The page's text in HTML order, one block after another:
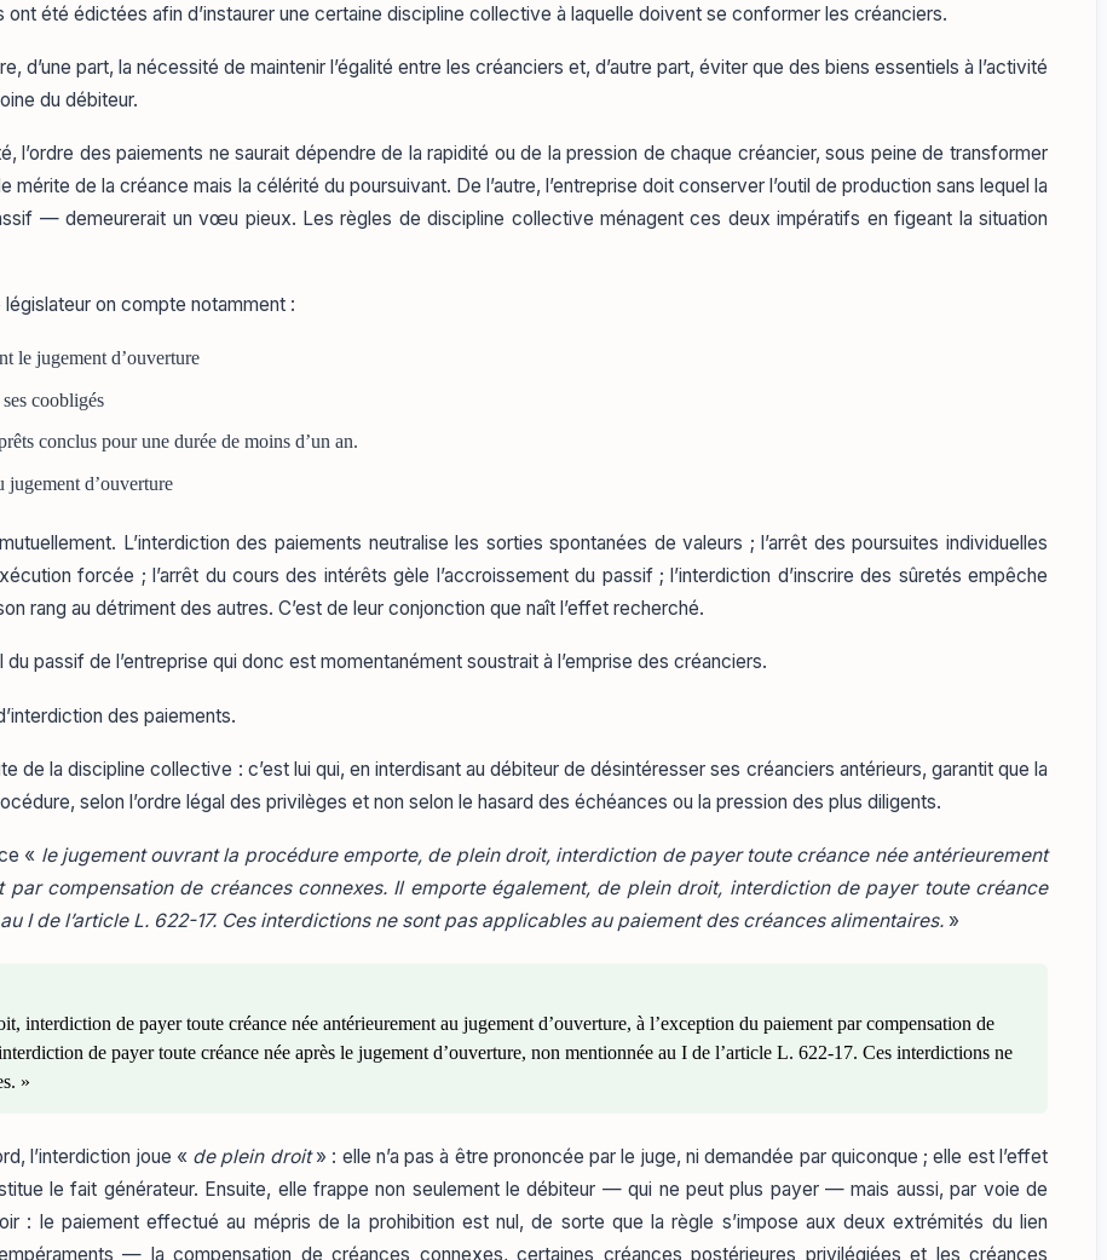
ont été édictées afin d’instaurer une certaine discipline collective à laquelle doivent se conformer les créanciers.
d’une part, la nécessité de maintenir l’égalité entre les créanciers et, d’autre part, éviter que des biens essentiels à l’activité
du débiteur.
l’ordre des paiements ne saurait dépendre de la rapidité ou de la pression de chaque créancier, sous peine de transformer
mérite de la créance mais la célérité du poursuivant. De l’autre, l’entreprise doit conserver l’outil de production sans lequel la
— demeurerait un vœu pieux. Les règles de discipline collective ménagent ces deux impératifs en figeant la situation
on compte notamment :
le jugement d’ouverture
coobligés
conclus pour une durée de moins d’un an.
jugement d’ouverture
L’interdiction des paiements neutralise les sorties spontanées de valeurs ; l’arrêt des poursuites individuelles
forcée ; l’arrêt du cours des intérêts gèle l’accroissement du passif ; l’interdiction d’inscrire des sûretés empêche
rang au détriment des autres. C’est de leur conjonction que naît l’effet recherché.
passif de l’entreprise qui donc est momentanément soustrait à l’emprise des créanciers.
des paiements.
de la discipline collective : c’est lui qui, en interdisant au débiteur de désintéresser ses créanciers antérieurs, garantit que la
selon l’ordre légal des privilèges et non selon le hasard des échéances ou la pression des plus diligents.
« le jugement ouvrant la procédure emporte, de plein droit, interdiction de payer toute créance née antérieurement
par compensation de créances connexes. Il emporte également, de plein droit, interdiction de payer toute créance
I de l’article L. 622-17. Ces interdictions ne sont pas applicables au paiement des créances alimentaires. »
interdiction de payer toute créance née antérieurement au jugement d’ouverture, à l’exception du paiement par compensation de
de payer toute créance née après le jugement d’ouverture, non mentionnée au I de l’article L. 622-17. Ces interdictions ne
»
l’interdiction joue « de plein droit» : elle n’a pas à être prononcée par le juge, ni demandée par quiconque ; elle est l’effet
le fait générateur. Ensuite, elle frappe non seulement le débiteur — qui ne peut plus payer — mais aussi, par voie de
: le paiement effectué au mépris de la prohibition est nul, de sorte que la règle s’impose aux deux extrémités du lien
— la compensation de créances connexes, certaines créances postérieures privilégiées et les créances